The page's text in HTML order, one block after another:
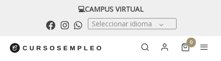
💻CAMPUS VIRTUAL
Seleccionar idioma
0